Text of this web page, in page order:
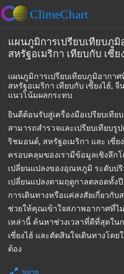
แผนภูมิการเปรียบเทียบภู
สหรัฐอเมริกา เทียบกับ เซี่ย
แผนภูมิการเปรียบเทียบภูมิอากา
สหรัฐอเมริกา เทียบกับ เซี่ยงไฮ้,
แนวโน้มผลกระทบ
ยินดีต้อนรับสู่เครื่องมือเปรียบเที
สามารถสำรวจและเปรียบเทียบ
ริชมอนด์, สหรัฐอเมริกา และ เซี่
ครอบคลุมของเรามีข้อมูลเชิงลึกโ
เปลี่ยนแปลงของอุณหภูมิ ระดับป
เปลี่ยนแปลงตามฤดูกาลตลอดทั้ง
การเดินทางหรือแค่สงสัยเกี่ยวกั
ช่วยให้คุณเข้าใจสภาพอากาศที่ไ
เหล่านี้ ค้นหาช่วงเวลาที่ดีที่สุดใน
เซี่ยงไฮ้ และตัดสินใจเดินทางโด
ต้อง
ขยาย